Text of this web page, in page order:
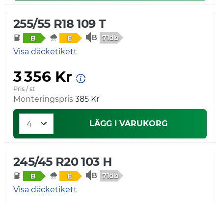
255/55 R18 109 T
B E 71db
Visa däcketikett
3 356 Kr
Pris / st
Monteringspris 385 Kr
LÄGG I VARUKORG
245/45 R20 103 H
B E 71db
Visa däcketikett